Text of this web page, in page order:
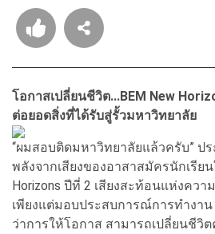
โอกาสเปลี่ยนชีวิต...BEM New
ต่อยอดสิ่งที่ได้รับสู่รั้วมหาวิทยาลัย
“ผมสอบติดมหาวิทยาลัยแล้วครับ” ป
พลังจากเสียงของอาสาสมัครนักเรีย
Horizons ปีที่ 2 เสียงสะท้อนแห่งควา
เพียงแต่มอบประสบการณ์การทำงา
ว่าการให้โอกาส สามารถเปลี่ยนชีวิ